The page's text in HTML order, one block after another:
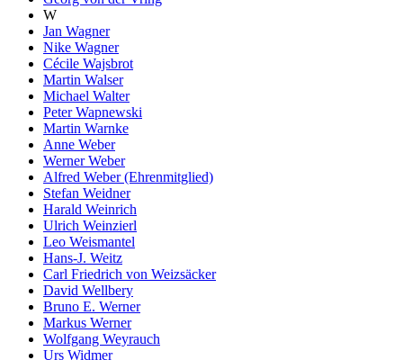
W
Jan Wagner
Nike Wagner
Cécile Wajsbrot
Martin Walser
Michael Walter
Peter Wapnewski
Martin Warnke
Anne Weber
Werner Weber
Alfred Weber (Ehrenmitglied)
Stefan Weidner
Harald Weinrich
Ulrich Weinzierl
Leo Weismantel
Hans-J. Weitz
Carl Friedrich von Weizsäcker
David Wellbery
Bruno E. Werner
Markus Werner
Wolfgang Weyrauch
Urs Widmer